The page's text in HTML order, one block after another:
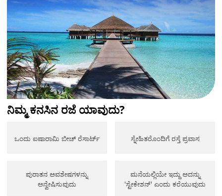
ನಿಮ್ಮ ಕನಸಿನ ರಜೆ ಯಾವುದು?
ಒಂದು ಐಷಾರಾಮಿ ಬೀಚ್ ರೆಸಾರ್ಟ್ ಸ್ನೇಹಿತರೊಂದಿಗೆ ರಸ್ತೆ ಪ್ರವಾಸ
ಪುರಾತನ ಅವಶೇಷಗಳನ್ನು
ಅನ್ವೇಷಿಸುವುದು
ಮನೆಯಲ್ಲಿಯೇ ಇದ್ದು ಅದನ್ನು
'ಸ್ಟೇಕೇಶನ್' ಎಂದು ಕರೆಯುವುದು